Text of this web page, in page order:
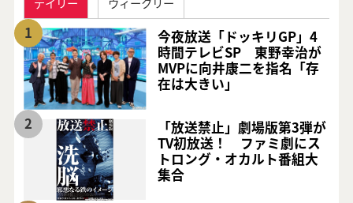
1
今夜放送「ドッキリGP」4
時間テレビSP 東野幸治が
MVPに向井康二を指名「存
在は大きい」
2
「放送禁止」劇場版第3弾が
TV初放送！ ファミ劇にス
トロング・オカルト番組大
集合